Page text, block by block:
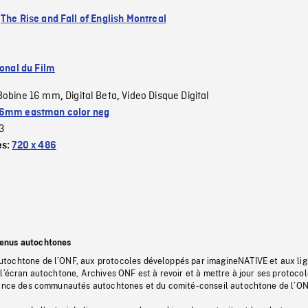
The Rise and Fall of English Montreal
du Film
16 mm, Digital Beta,Video Disque Digital
eastman color neg
720 x 486
autochtones
de l’ONF, aux protocoles développés par imagineNATIVE et aux
autochtone, Archives ONF est à revoir et à mettre à jour ses
des communautés autochtones et du comité-conseil autochtone de